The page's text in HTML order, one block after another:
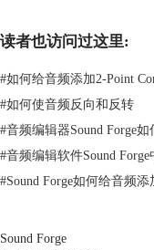
上下文菜单中运用较多的
能直接改变被选择文件或
在选择要转换的文件形式后
读者也访问过这里:
#如何给音频添加2-Point
#如何使音频反向和反转
#音频编辑器Sound Forge
#音频编辑软件Sound
#Sound Forge如何给音频添
Sound Forge